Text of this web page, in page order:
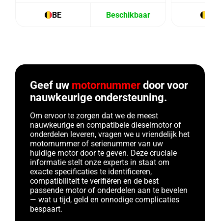
BE Beschikbaar
Geef uw motornummer door voor
nauwkeurige ondersteuning.
Om ervoor te zorgen dat we de meest
nauwkeurige en compatibele dieselmotor of
onderdelen leveren, vragen we u vriendelijk het
motornummer of serienummer van uw
huidige motor door te geven. Deze cruciale
informatie stelt onze experts in staat om
exacte specificaties te identificeren,
compatibiliteit te verifiëren en de best
passende motor of onderdelen aan te bevelen
— wat u tijd, geld en onnodige complicaties
bespaart.